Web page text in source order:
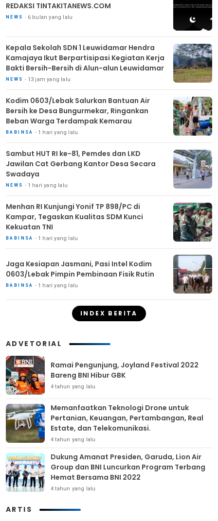
REDAKSI TINTAKITANEWS.COM
NEWS 6 bulan yang lalu
Kepala Sekolah SDN 1 Leuwidamar Hendra
Kamajaya Ikut Berpartisipasi Kegiatan Kerja
Bakti Bersih-Bersih di Alun-alun Leuwidamar
NEWS 13 jam yang lalu
Kodim 0603/Lebak Salurkan Bantuan Air
Bersih ke Desa Bungurmekar, Ringankan
Beban Warga Terdampak Kemarau
BABINSA 1 hari yang lalu
Sambut HUT RI ke-81, Pemdes dan LKD
Jawilan Cat Gerbang Kantor Desa Secara
Swadaya
NEWS 1 hari yang lalu
Menhan RI Kunjungi Yonif TP 898/PC di
Kampar, Tegaskan Kualitas SDM Kunci
Kekuatan TNI
BABINSA 1 hari yang lalu
Jaga Kesiapan Jasmani, Pasi Intel Kodim
0603/Lebak Pimpin Pembinaan Fisik Rutin
BABINSA 1 hari yang lalu
INDEX BERITA
ADVETORIAL
Ramai Pengunjung, Joyland Festival 2022
Bareng BNI Hibur GBK
4 tahun yang lalu
Memanfaatkan Teknologi Drone untuk
Pertanian, Keuangan, Pertambangan, Real
Estate, dan Telekomunikasi.
4 tahun yang lalu
Dukung Amanat Presiden, Garuda, Lion Air
Group dan BNI Luncurkan Program Terbang
Hemat Bersama BNI 2022
4 tahun yang lalu
ARTIS